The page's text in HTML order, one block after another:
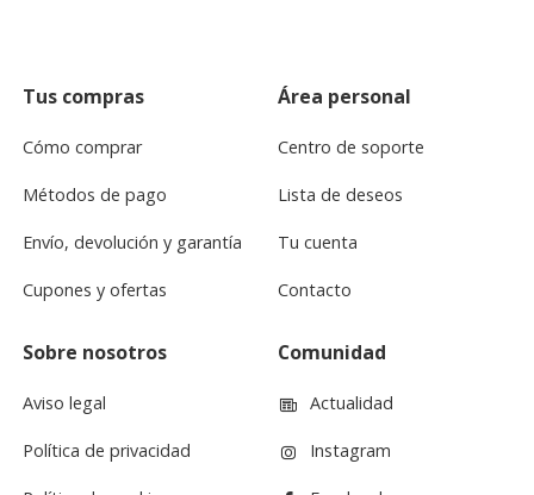
Tus compras
Cómo comprar
Métodos de pago
Envío, devolución y garantía
Cupones y ofertas
Área personal
Centro de soporte
Lista de deseos
Tu cuenta
Contacto
Sobre nosotros
Aviso legal
Política de privacidad
Comunidad
Actualidad
Instagram